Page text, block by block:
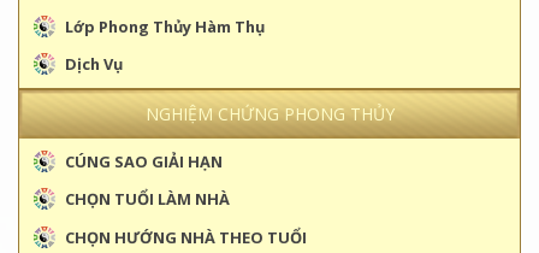
Lớp Phong Thủy Hàm Thụ
Dịch Vụ
NGHIỆM CHỨNG PHONG THỦY
CÚNG SAO GIẢI HẠN
CHỌN TUỔI LÀM NHÀ
CHỌN HƯỚNG NHÀ THEO TUỔI